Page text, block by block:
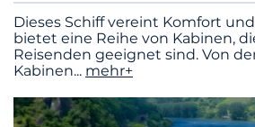
Dieses Schiff vereint Komfort
bietet eine Reihe von Kabinen,
Reisenden geeignet sind. Von
Kabinen... mehr+